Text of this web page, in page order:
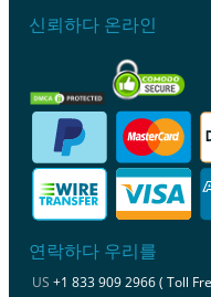
신뢰하다 온라인
연락하다 우리를
US +1 833 909 2966 ( Toll